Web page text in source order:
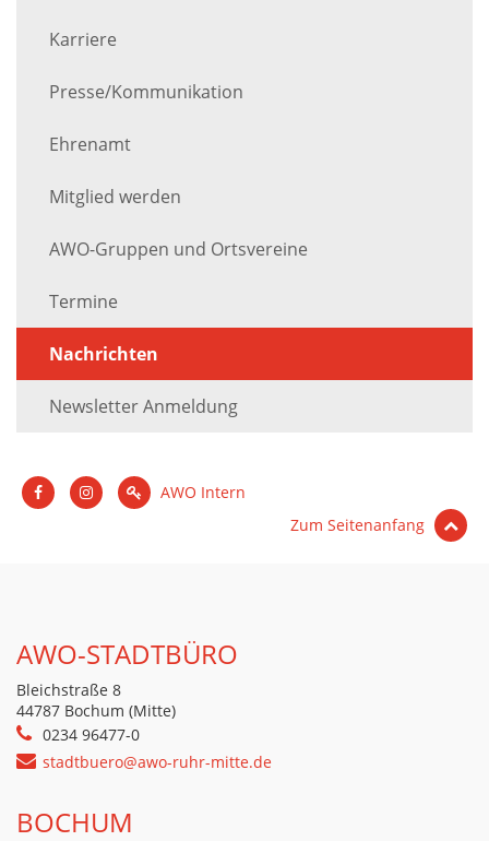
Karriere
Presse/Kommunikation
Ehrenamt
Mitglied werden
AWO-Gruppen und Ortsvereine
Termine
Nachrichten
Newsletter Anmeldung
AWO Intern
Zum Seitenanfang
AWO-STADTBÜRO
Bleichstraße 8
44787 Bochum (Mitte)
0234 96477-0
stadtbuero@awo-ruhr-mitte.de
BOCHUM